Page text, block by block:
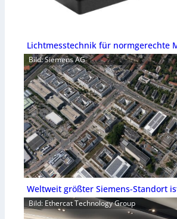
Lichtmesstechnik für normgerechte
Bild: Siemens AG
Weltweit größter Siemens-Standort
Bild: Ethercat Technology Group